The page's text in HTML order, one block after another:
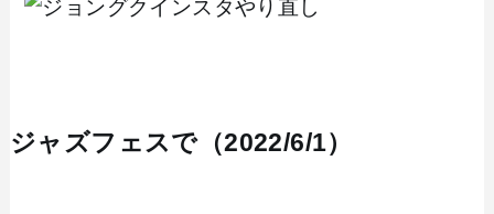
ジャズフェスで（2022/6/1）